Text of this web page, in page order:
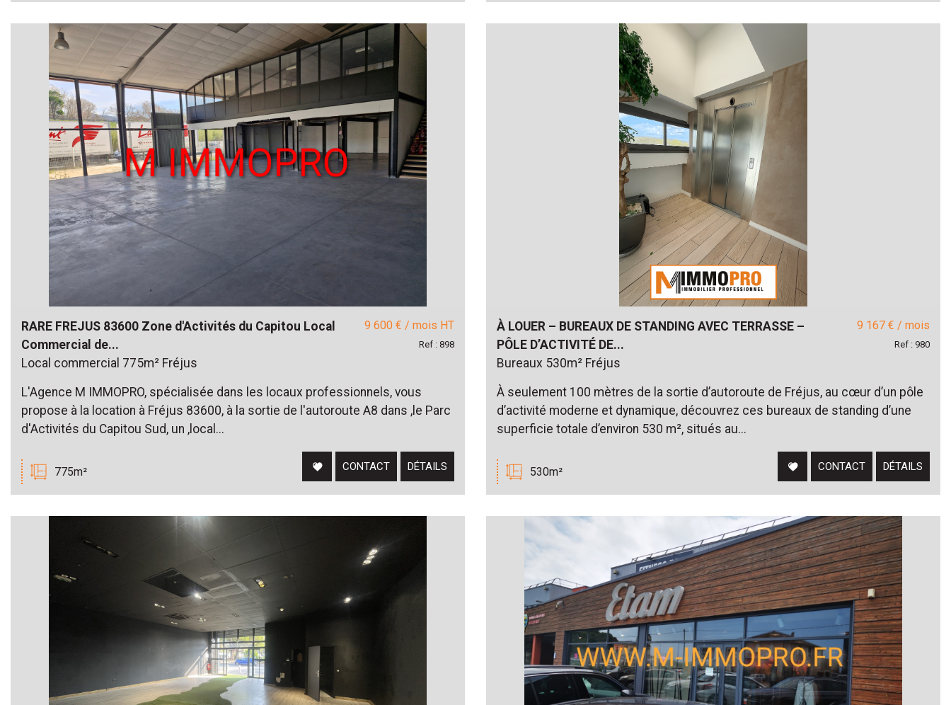
RARE FREJUS 83600 Zone d'Activités du Capitou Local
Commercial de...
Local commercial 775m² Fréjus
9 600 € / mois HT
Ref : 898
L'Agence M IMMOPRO, spécialisée dans les locaux professionnels, vous
propose à la location à Fréjus 83600, à la sortie de l'autoroute A8 dans ,le Parc
d'Activités du Capitou Sud, un ,local...
775m² CONTACT DÉTAILS
À LOUER – BUREAUX DE STANDING AVEC TERRASSE –
PÔLE D’ACTIVITÉ DE...
Bureaux 530m² Fréjus
9 167 € / mois
Ref : 980
À seulement 100 mètres de la sortie d’autoroute de Fréjus, au cœur d’un pôle
d’activité moderne et dynamique, découvrez ces bureaux de standing d’une
superficie totale d’environ 530 m², situés au...
530m² CONTACT DÉTAILS